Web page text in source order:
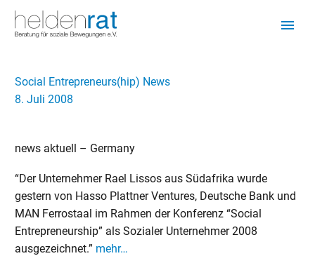
Social Entrepreneurs(hip) News
8. Juli 2008
news aktuell – Germany
“Der Unternehmer Rael Lissos aus Südafrika wurde
gestern von Hasso Plattner Ventures, Deutsche Bank und
MAN Ferrostaal im Rahmen der Konferenz “Social
Entrepreneurship” als Sozialer Unternehmer 2008
ausgezeichnet.” mehr…